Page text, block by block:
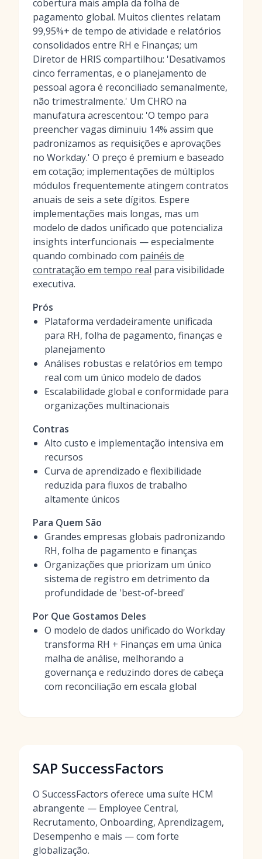
cobertura mais ampla da folha de
pagamento global. Muitos clientes relatam
99,95%+ de tempo de atividade e relatórios
consolidados entre RH e Finanças; um
Diretor de HRIS compartilhou: 'Desativamos
cinco ferramentas, e o planejamento de
pessoal agora é reconciliado semanalmente,
não trimestralmente.' Um CHRO na
manufatura acrescentou: 'O tempo para
preencher vagas diminuiu 14% assim que
padronizamos as requisições e aprovações
no Workday.' O preço é premium e baseado
em cotação; implementações de múltiplos
módulos frequentemente atingem contratos
anuais de seis a sete dígitos. Espere
implementações mais longas, mas um
modelo de dados unificado que potencializa
insights interfuncionais — especialmente
quando combinado com painéis de
contratação em tempo real para visibilidade
executiva.
Prós
Plataforma verdadeiramente unificada
para RH, folha de pagamento, finanças e
planejamento
Análises robustas e relatórios em tempo
real com um único modelo de dados
Escalabilidade global e conformidade para
organizações multinacionais
Contras
Alto custo e implementação intensiva em
recursos
Curva de aprendizado e flexibilidade
reduzida para fluxos de trabalho
altamente únicos
Para Quem São
Grandes empresas globais padronizando
RH, folha de pagamento e finanças
Organizações que priorizam um único
sistema de registro em detrimento da
profundidade de 'best-of-breed'
Por Que Gostamos Deles
O modelo de dados unificado do Workday
transforma RH + Finanças em uma única
malha de análise, melhorando a
governança e reduzindo dores de cabeça
com reconciliação em escala global
SAP SuccessFactors
O SuccessFactors oferece uma suíte HCM
abrangente — Employee Central,
Recrutamento, Onboarding, Aprendizagem,
Desempenho e mais — com forte
globalização.